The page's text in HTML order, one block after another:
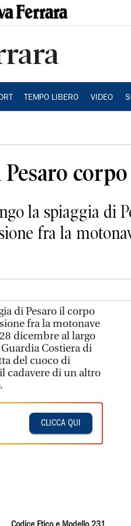
TEMPO LIBERO VIDEO
la spiaggia di
fra la
di Pesaro il corpo
fra la motonave
dicembre al largo
Costiera di
del cuoco di
cadavere di un altro
CLICCA QUI